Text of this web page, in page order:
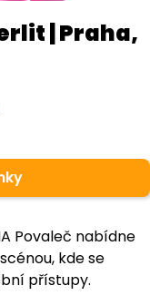
| Praha,
Povaleč nabídne
kde se
přístupy.